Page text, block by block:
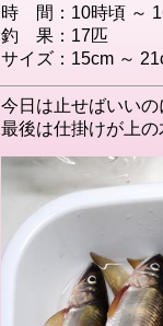
時 間：10時頃 ～
釣 果：17匹
サイズ：15cm ～
今日は止せばいい
最後は仕掛けが上の